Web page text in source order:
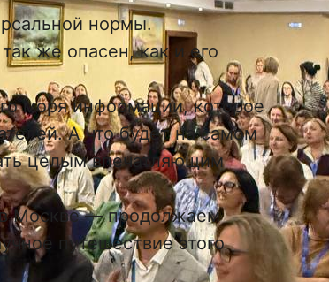
нормы.
же опасен, как и его
моря информации, которое
А что будет на самом
целым впечатляющим
Москве — продолжаем
путешествие этого